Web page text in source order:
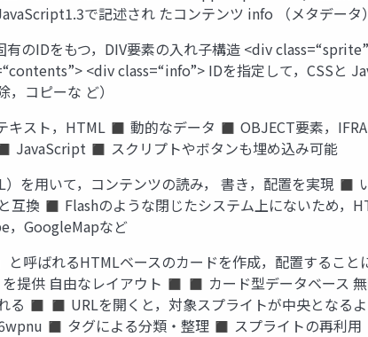
で記述され たコンテンツ info （メタデータ
のIDをもつ，DIV要素の入れ子構造 <div
<div class=“info”> IDを指定して，CSSと
コピーな ど）
スト，HTML ◼ 動的なデータ ◼ OBJECT要素，
JavaScript ◼ スクリプトやボタンも埋め込み可能
を用いて，コンテンツの読み， 書き，配置を実現 ◼
換 ◼ Flashのような閉じたシステム上にないため，
，GoogleMapなど
ばれるHTMLベースのカードを作成，配置するこ
提供 自由なレイアウト ◼ ◼ カード型データベース
◼ ◼ URLを開くと，対象スプライトが中央となる
◼ タグによる分類・整理 ◼ スプライトの再利用（